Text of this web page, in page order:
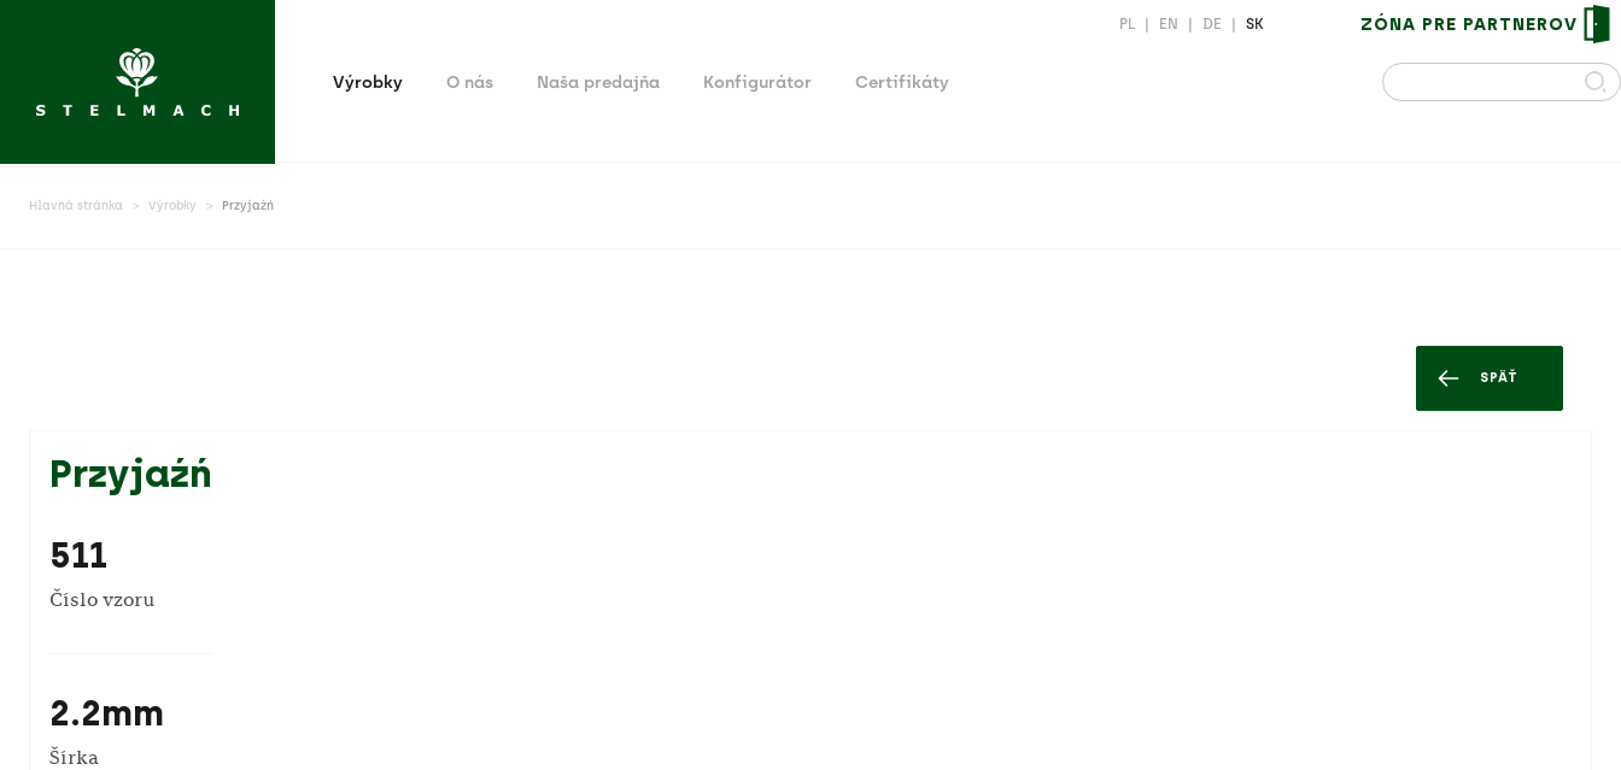
Výrobky O nás Naša predajňa Konfigurátor Certifikáty
PL EN DE SK ZÓNA PRE PARTNEROV
Hlavná stránka Výrobky Przyjaźń
SPÄŤ
Przyjaźń
511
Číslo vzoru
2.2mm
Šírka